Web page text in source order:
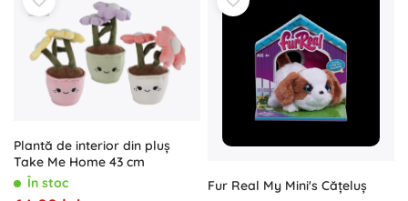
Plantă de interior din pluș
Take Me Home 43 cm
În stoc
Fur Real My Mini's Căţeluş